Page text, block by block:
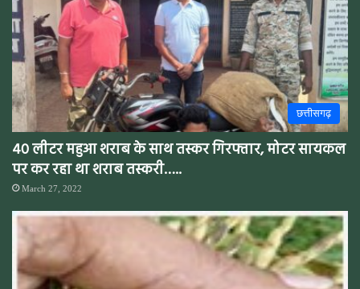
छत्तीसगढ़
40 लीटर महुआ शराब के साथ तस्कर गिरफ्तार, मोटर सायकल
पर कर रहा था शराब तस्करी…..
March 27, 2022